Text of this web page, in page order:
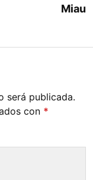
Miau
será publicada.
con *